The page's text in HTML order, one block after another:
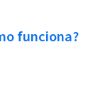
funciona?